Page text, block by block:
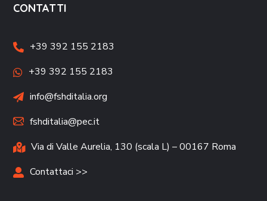
CONTATTI
+39 392 155 2183
+39 392 155 2183
info@fshditalia.org
fshditalia@pec.it
Via di Valle Aurelia, 130 (scala L) – 00167 Roma
Contattaci >>